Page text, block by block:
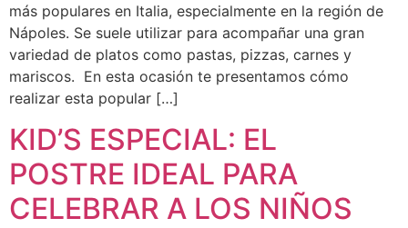
más populares en Italia, especialmente en la región de
Nápoles. Se suele utilizar para acompañar una gran
variedad de platos como pastas, pizzas, carnes y
mariscos. En esta ocasión te presentamos cómo
realizar esta popular […]
KID’S ESPECIAL: EL
POSTRE IDEAL PARA
CELEBRAR A LOS NIÑOS